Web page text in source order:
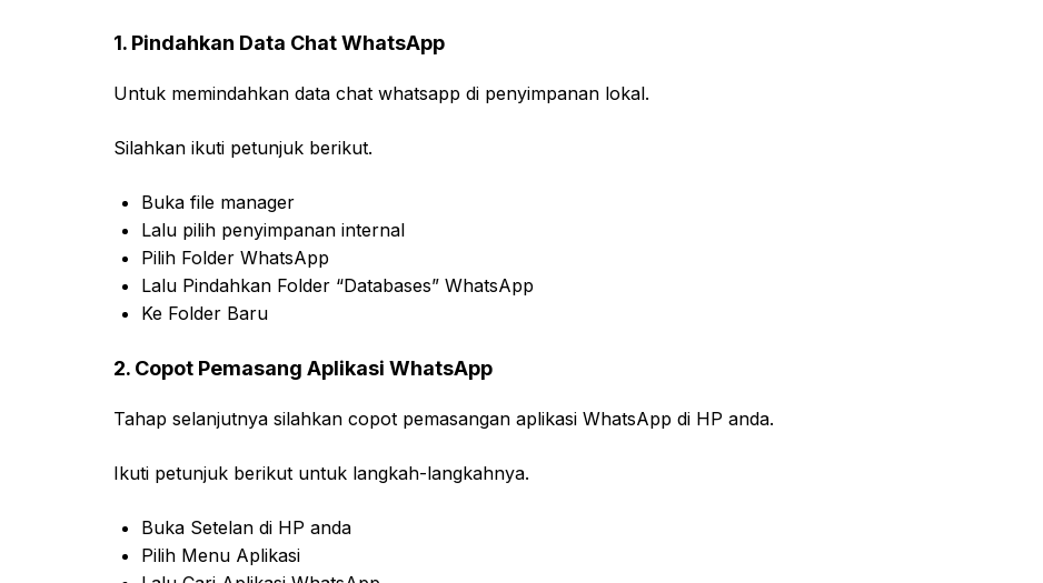
1. Pindahkan Data Chat WhatsApp
Untuk memindahkan data chat whatsapp di penyimpanan lokal.
Silahkan ikuti petunjuk berikut.
Buka file manager
Lalu pilih penyimpanan internal
Pilih Folder WhatsApp
Lalu Pindahkan Folder “Databases” WhatsApp
Ke Folder Baru
2. Copot Pemasang Aplikasi WhatsApp
Tahap selanjutnya silahkan copot pemasangan aplikasi WhatsApp di HP anda.
Ikuti petunjuk berikut untuk langkah-langkahnya.
Buka Setelan di HP anda
Pilih Menu Aplikasi